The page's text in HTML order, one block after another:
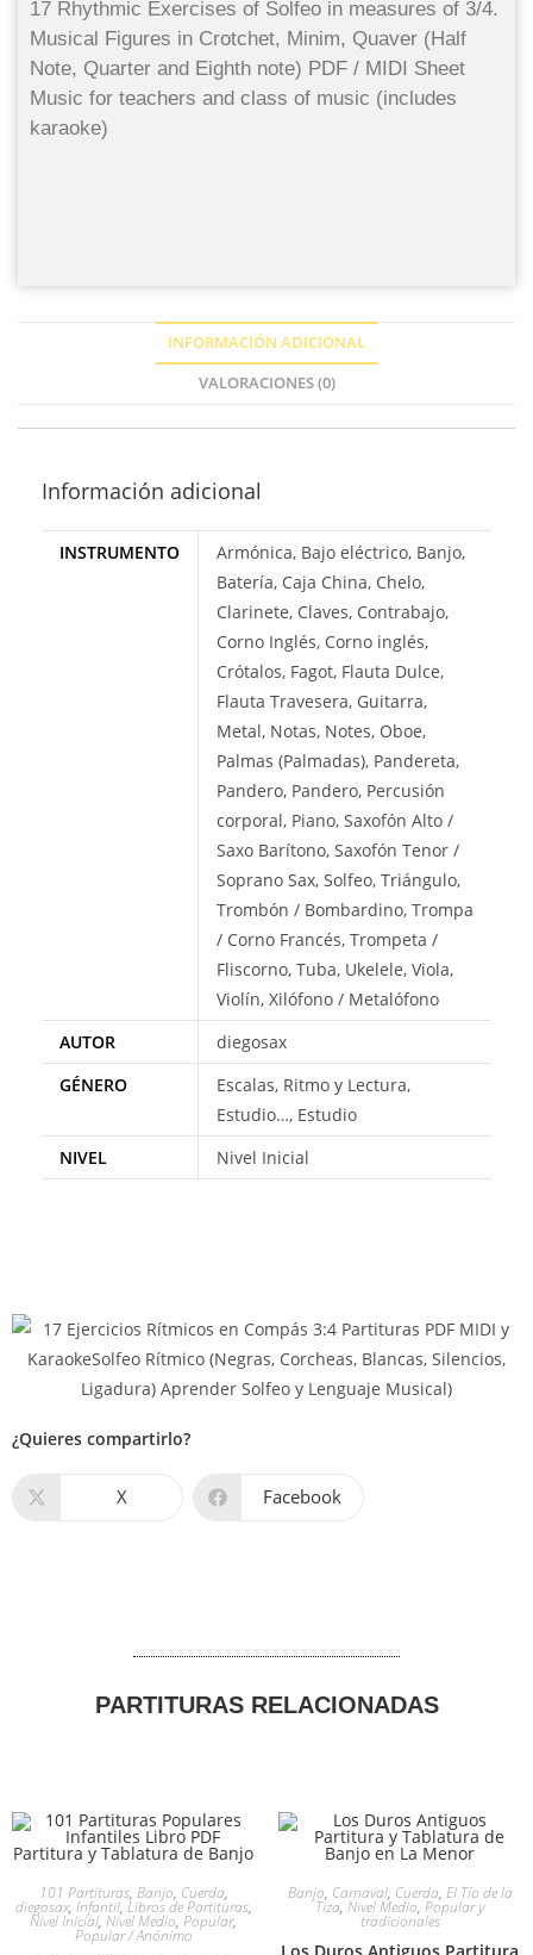
¿Quieres compartirlo?
X Facebook
17 Rhythmic Exercises of Solfeo in measures of 3/4.
Musical Figures in Crotchet, Minim, Quaver (Half
Note, Quarter and Eighth note) PDF / MIDI Sheet
Music for teachers and class of music (includes
karaoke)
INFORMACIÓN ADICIONAL
VALORACIONES (0)
Información adicional
INSTRUMENTO
Armónica, Bajo eléctrico, Banjo,
Batería, Caja China, Chelo,
Clarinete, Claves, Contrabajo,
Corno Inglés, Corno inglés,
Crótalos, Fagot, Flauta Dulce,
Flauta Travesera, Guitarra,
Metal, Notas, Notes, Oboe,
Palmas (Palmadas), Pandereta,
Pandero, Pandero, Percusión
corporal, Piano, Saxofón Alto /
Saxo Barítono, Saxofón Tenor /
Soprano Sax, Solfeo, Triángulo,
Trombón / Bombardino, Trompa
/ Corno Francés, Trompeta /
Fliscorno, Tuba, Ukelele, Viola,
Violín, Xilófono / Metalófono
AUTOR
diegosax
GÉNERO
Escalas, Ritmo y Lectura,
Estudio…, Estudio
NIVEL
Nivel Inicial
PARTITURAS RELACIONADAS
101 Partituras, Banjo, Cuerda,
diegosax, Infantil, Libros de Partituras,
Nivel Inicial, Nivel Medio, Popular,
Popular / Anónimo
Banjo, Carnaval, Cuerda, El Tío de la
Tiza, Nivel Medio, Popular y
tradicionales
Los Duros Antiguos Partitura